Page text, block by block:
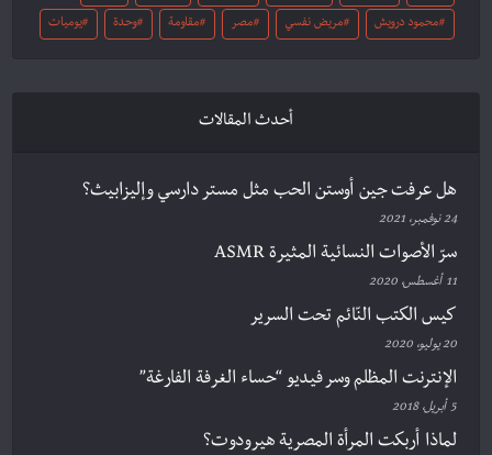
محمود درويش مريض نفسي مصر مقاومة وحدة يوميات
أحدث المقالات
هل عرفت جين أوستن الحب مثل مستر دارسي وإليزابيث؟
24 نوفمبر، 2021
سرّ الأصوات النسائية المثيرة ASMR
11 أغسطس، 2020
كيس الكتب النّائم تحت السرير
20 يوليو، 2020
الإنترنت المظلم وسر فيديو “حساء الغرفة الفارغة”
5 أبريل، 2018
لماذا أربكت المرأة المصرية هيرودوت؟